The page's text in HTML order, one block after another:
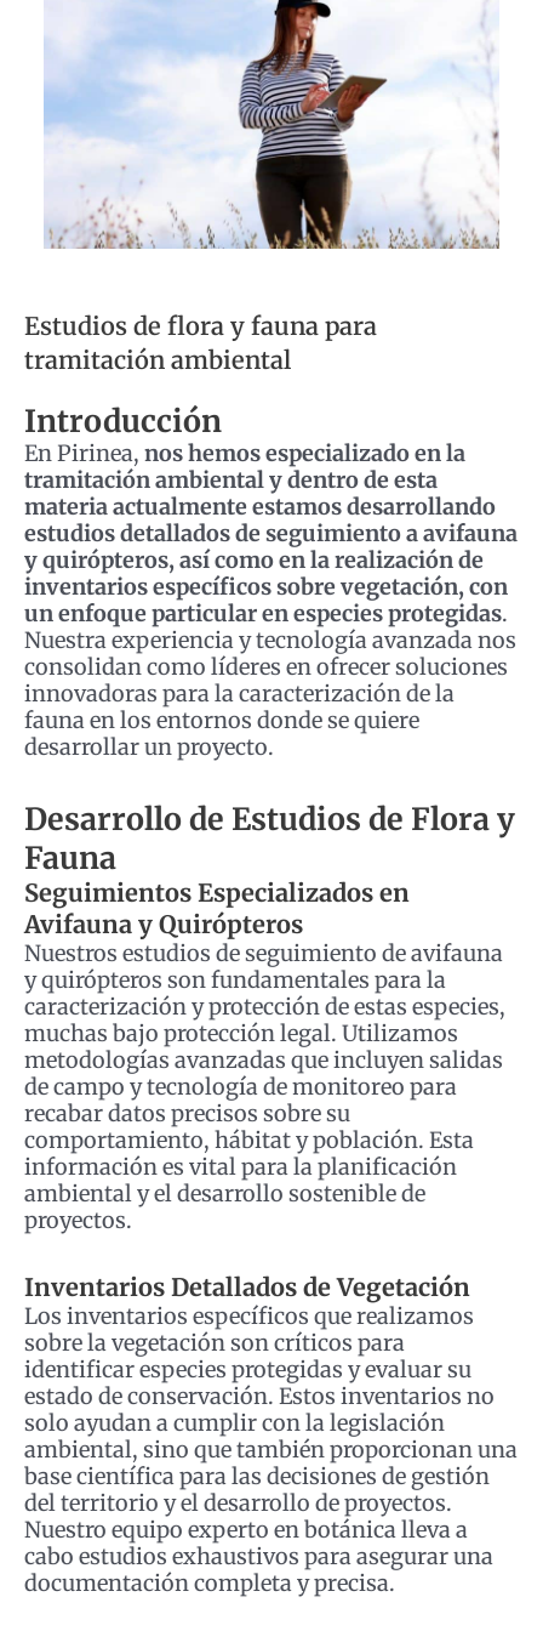
Estudios de flora y fauna para
tramitación ambiental
Introducción
En Pirinea, nos hemos especializado en la
tramitación ambiental y dentro de esta
materia actualmente estamos desarrollando
estudios detallados de seguimiento a avifauna
y quirópteros, así como en la realización de
inventarios específicos sobre vegetación, con
un enfoque particular en especies protegidas.
Nuestra experiencia y tecnología avanzada nos
consolidan como líderes en ofrecer soluciones
innovadoras para la caracterización de la
fauna en los entornos donde se quiere
desarrollar un proyecto.
Desarrollo de Estudios de Flora y
Fauna
Seguimientos Especializados en
Avifauna y Quirópteros
Nuestros estudios de seguimiento de avifauna
y quirópteros son fundamentales para la
caracterización y protección de estas especies,
muchas bajo protección legal. Utilizamos
metodologías avanzadas que incluyen salidas
de campo y tecnología de monitoreo para
recabar datos precisos sobre su
comportamiento, hábitat y población. Esta
información es vital para la planificación
ambiental y el desarrollo sostenible de
proyectos.
Inventarios Detallados de Vegetación
Los inventarios específicos que realizamos
sobre la vegetación son críticos para
identificar especies protegidas y evaluar su
estado de conservación. Estos inventarios no
solo ayudan a cumplir con la legislación
ambiental, sino que también proporcionan una
base científica para las decisiones de gestión
del territorio y el desarrollo de proyectos.
Nuestro equipo experto en botánica lleva a
cabo estudios exhaustivos para asegurar una
documentación completa y precisa.